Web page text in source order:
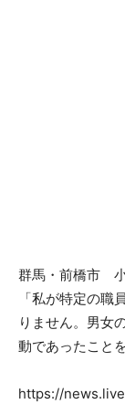
群馬・前橋市
「私が特定の職
りません。男女
動であったこと
https://